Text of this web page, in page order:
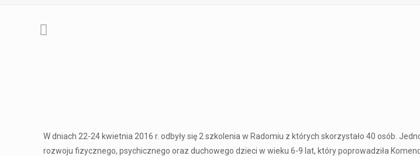
W dniach 22-24 kwietnia 2016 r. odbyły się 2 szkolenia w Radomiu z których skorzystało 40 osób.
rozwoju fizycznego, psychicznego oraz duchowego dzieci w wieku 6-9 lat, który poprowadziła